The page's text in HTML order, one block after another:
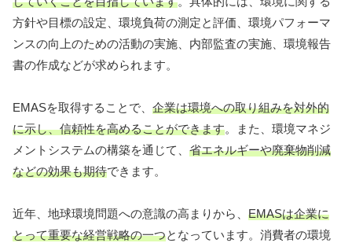
方針や目標の設定、環境負荷の測定と評価、環境パフォーマ
ンスの向上のための活動の実施、内部監査の実施、環境報告
書の作成などが求められます。
EMASを取得することで、 企業は環境への取り組みを対外的
に示し、信頼性を高めることができます。また、環境マネジ
メントシステムの構築を通じて、 省エネルギーや廃棄物削減
などの効果も期待できます。
近年、地球環境問題への意識の高まりから、 EMASは企業に
とって重要な経営戦略の一つとなっています。消費者の環境